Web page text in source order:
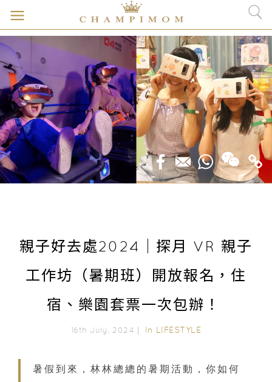
親子好去處2024｜探月 VR 親子
工作坊（暑期班）開放報名，住
宿、樂園套票一次包辦！
16th July, 2024｜ In LIFESTYLE
暑假到來，林林總總的暑期活動，你如何